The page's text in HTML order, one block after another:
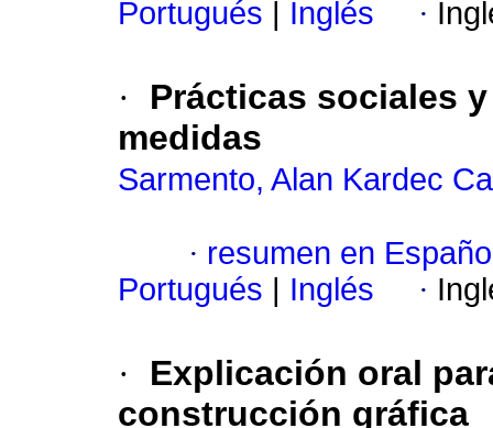
Portugués
Inglés ·
·
Prácticas sociales
medidas
Sarmento, Alan Kardec
· resumen en
Portugués
Inglés ·
·
Explicación oral
construcción gráfica